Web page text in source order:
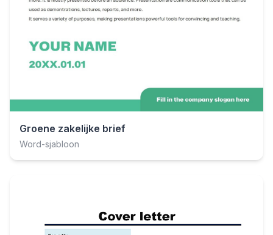
Groene zakelijke brief
Word-sjabloon